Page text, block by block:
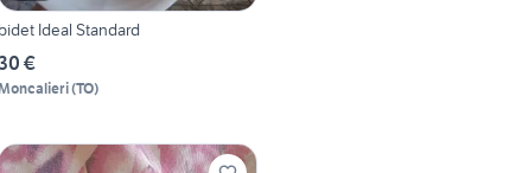
bidet Ideal Standard
€
(TO)